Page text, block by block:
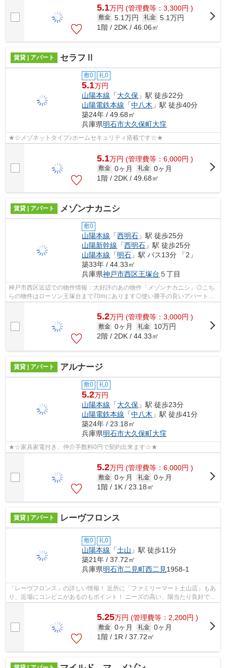
5.1万円 (管理費等：3,300円 )
敷金 5.1万円 礼金 5.1万円
1階 / 2DK / 46.06㎡
賃貸 | アパート セラフⅡ
敷0 礼0
5.1万円
山陽本線 「大久保 」駅 徒歩22分
山陽電鉄本線 「中八木 」駅 徒歩40分
築24年 / 49.68㎡
兵庫県明石市大久保町大窪
★☆メゾネットタイプ♪ホームセキュリティ搭載です☆★
5.1万円 (管理費等：6,000円 )
敷金 0ヶ月 礼金 0ヶ月
1階 / 2DK / 49.68㎡
賃貸 | アパート メゾンナカニシ
敷0
山陽本線 「西明石 」駅 徒歩25分
山陽新幹線 「西明石 」駅 徒歩25分
山陽本線 「明石 」駅 バス13分 「2」
築33年 / 44.33㎡
兵庫県神戸市西区王塚台 ５丁目
神戸市西区近辺での物件情報：大好評のあの物件「メゾンナカニシ」◎こち
らの物件はローソン王塚台まで70mにあります◎使い勝手の良いアパートで
5.2万円 (管理費等：3,000円 )
敷金 0ヶ月 礼金
10万円
2階 / 2DK / 44.33㎡
賃貸 | アパート アルナージ
敷0 礼0
5.2万円
山陽本線 「大久保 」駅 徒歩23分
山陽電鉄本線 「中八木 」駅 徒歩41分
築24年 / 23.18㎡
兵庫県明石市大久保町大窪
★☆家具家電付き、仲介手数料0円で契約出来ます☆★
5.2万円 (管理費等：6,000円 )
敷金 0ヶ月 礼金 0ヶ月
1階 / 1K / 23.18㎡
賃貸 | アパート レーヴフロンス
敷0 礼0
山陽本線 「土山 」駅 徒歩11分
築21年 / 37.72㎡
兵庫県明石市二見町西二見1958-1
「レーヴフロンス」の詳しい情報！ 近所に「ファミリーマート土山店」もあ
り、近場にコンビニがあるのもポイント！ ニーズの高い、陽当たり良好で快
適な物件です☆ ２００５年築で...
5.25万円 (管理費等：2,200円 )
敷金 0ヶ月 礼金 0ヶ月
1階 / 1R / 37.72㎡